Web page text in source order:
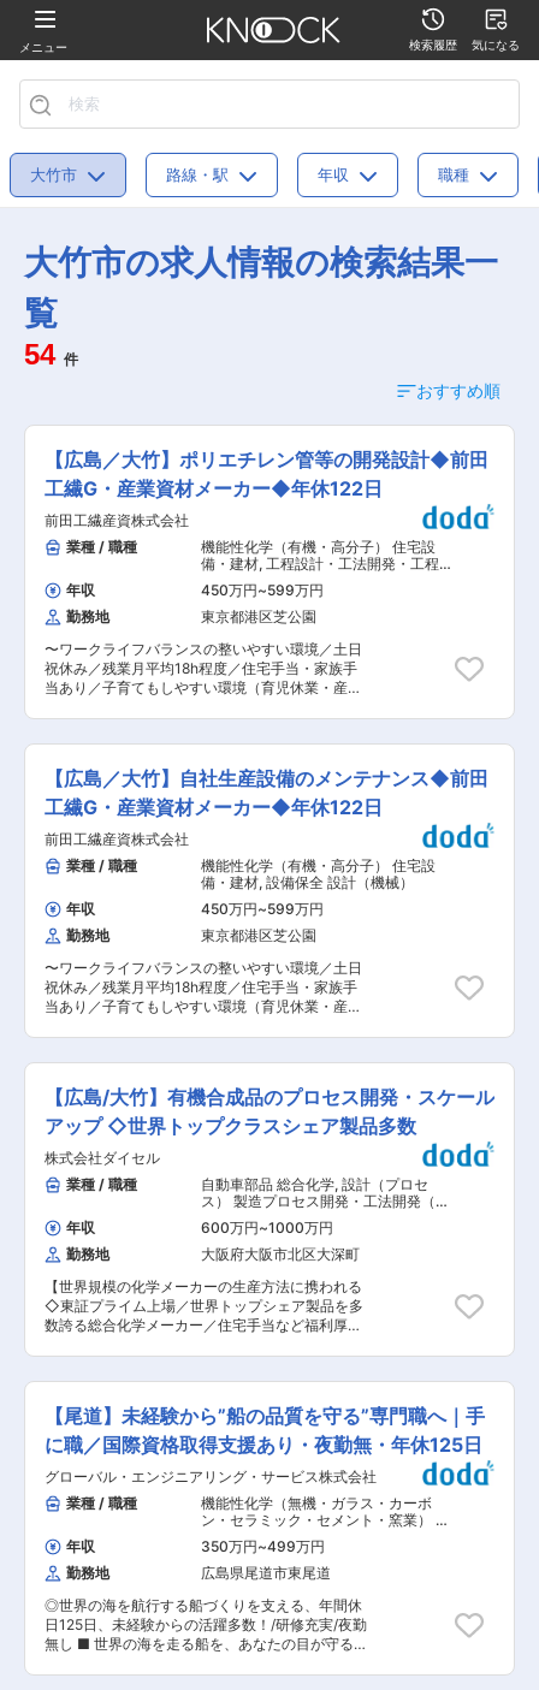
メニュー 検索履歴 気になる
大竹市 路線・駅 年収 職種
大竹市の求人情報の検索結果一
覧
54 件
おすすめ順
【広島／大竹】ポリエチレン管等の開発設計◆前田
工繊G・産業資材メーカー◆年休122日
前田工繊産資株式会社
業種 / 職種
機能性化学（有機・高分子） 住宅設
備・建材, 工程設計・工法開発・工程改
善・IE（樹脂成形） 製造プロセス開
発・工法開発（加工成型）（樹脂）
年収 450万円~599万円
勤務地
東京都港区芝公園
〜ワークライフバランスの整いやすい環境／土日
祝休み／残業月平均18h程度／住宅手当・家族手
当あり／子育てもしやすい環境（育児休業・産後
プロセス設計 ・顧客対応 ■業務詳細： ポリエチ
レン製のガス導管システム製品、および給水給湯
配管システム製品（いずれもパイプ・継手）にお
ける製品設計、プロセス設計を含めた生産技術開
発業務を担当していただきます。 既存製品の品質
改良やコストダウン、顧客サービス（各種データ
解析、講習会指導・施工指導、顧客からの問い合
わせサポート等）等の業務をいただく場合もござ
います。 お客様や委託先等、各種関係者と接する
機会も多い職場です。 ■安定した就業環境： ◎当
社は前田工繊株式会社の100％子会社※です。安
定した財務基盤はもちろん、働き方改革にも積極
的に取り組んでいます。 ◎また大手企業グループ
ならではの充実した福利厚生も特徴の一つです。
◎グループ全体で、社員が長期的に働き活躍出来
る環境創りに努めています。 ■当社 及び 当社大
と技術を生かし、更に独自の技術まで発展させて
土木資材関連事業、建築資材事業、配管材料事業
と業容を拡大し、総合産業資材会社としての地位
を築きました。 ◇土木資材分野では、わが国初の
ジオグリッド製品として盛土工法に一大変革をも
たらした「テンサー」をはじめ、地盤安定用ジオ
テキスタイル「ポリフェルト」、網状管排水材
「ネトロンパイプ」などが、わが国の土木・道路
産業の発展に貢献しています。 ◇大竹事業所で
は、ガス導管システムのポリエチレン製パイプ・
継手や給水給湯用のパイプ・継手、消火配管用の
パイプ・継手を開発・製造し、その耐食性、軽量
性、加工、接合性などが高く評価されています。
【広島／大竹】自社生産設備のメンテナンス◆前田
工繊G・産業資材メーカー◆年休122日
前田工繊産資株式会社
業種 / 職種
機能性化学（有機・高分子） 住宅設
備・建材, 設備保全 設計（機械）
年収
450万円~599万円
勤務地
東京都港区芝公園
〜ワークライフバランスの整いやすい環境／土日
祝休み／残業月平均18h程度／住宅手当・家族手
当あり／子育てもしやすい環境（育児休業・産後
テム向けのポリエチレン製パイプ・継手の製造工
程における装置のメンテナンス及び生産設備の改
造・保全業務を担当していただきます。 現状設備
の保全業務を担当していただくと共に、将来に向
けた更新計画の立案・実行に加え最適生産設備の
開発設計を行うことで、生産性改善につながる業
務となります。 押出成形機、射出成形機、産業用
ロボット等、機械及び電気に関わる業務となりま
すが、一定の知識があれば十分可能な業務です。
（建物の改変を伴う業務は含みません） ■安定し
た就業環境： ◎当社は前田工繊株式会社の100％
子会社※です。安定した財務基盤はもちろん、働
き方改革にも積極的に取り組んでいます。 ◎また
大手企業グループならではの充実した福利厚生も
特徴の一つです。 ◎グループ全体で、社員が長期
的に働き活躍出来る環境創りに努めています。 ■
ーカーで培った材料と技術を生かし、更に独自の
技術まで発展させて土木資材関連事業、建築資材
事業、配管材料事業と業容を拡大し、総合産業資
材会社としての地位を築きました。 ◇土木資材分
野では、わが国初のジオグリッド製品として盛土
工法に一大変革をもたらした「テンサー」をはじ
め、地盤安定用ジオテキスタイル「ポリフェル
ト」、網状管排水材「ネトロンパイプ」などが、
わが国の土木・道路産業の発展に貢献していま
す。 ◇大竹事業所では、ガス導管システムのポリ
エチレン製パイプ・継手や給水給湯用のパイプ・
継手、消火配管用のパイプ・継手を開発・製造
し、その耐食性、軽量性、加工、接合性などが高
業務
【広島/大竹】有機合成品のプロセス開発・スケール
アップ ◇世界トップクラスシェア製品多数
株式会社ダイセル
業種 / 職種
自動車部品 総合化学, 設計（プロセ
ス） 製造プロセス開発・工法開発（合
成・重合）
年収 600万円~1000万円
勤務地
大阪府大阪市北区大深町
【世界規模の化学メーカーの生産方法に携われる
◇東証プライム上場／世界トップシェア製品を多
数誇る総合化学メーカー／住宅手当など福利厚生
誇る、100年以上続く総合化学メーカーです。大
竹工場で進めている品質改善や増産案件のラボ実
験やベンチ・パイロット実験をベースとした生産
技術開発検討とその技術を実機プラントに導入す
るスケールアップ検討をお任せ予定です。具体的
には有機合成化学や化学工学の知識、現場の設備
の知識を活かした以下のような業務を実施頂きま
す。 ＜具体的には…＞ ・有機合成品の製造プロセ
スの設計や製造設備の設計 ・有機合成品の実験企
画や解析 ・有機合成品の製造プロセスの改善や実
機製造に向けた工業化検討 ■業務の魅力： ・現
業のコストダウンや増産はメリットが金額として
すぐに得られるので達成感がある業務です。新規
開発品の工業化は自分のアイディアをプロセスや
設計に盛り込むことができ、やりがいのある業務
です。 ・実機のプラント、ものづくりまで一貫し
【尾道】未経験から”船の品質を守る”専門職へ｜手
に職／国際資格取得支援あり・夜勤無・年休125日
グローバル・エンジニアリング・サービス株式会社
業種 / 職種
機能性化学（無機・ガラス・カーボ
ン・セラミック・セメント・窯業） 機
能性化学（有機・高分子）
（機械） 組立・その他製造職
年収 350万円~499万円
勤務地
広島県尾道市東尾道
◎世界の海を航行する船づくりを支える、年間休
日125日、未経験からの活躍多数！/研修充実/夜勤
無し ■ 世界の海を走る船を、あなたの目が守る